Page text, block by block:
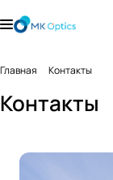
Главная Контакты
Контакты